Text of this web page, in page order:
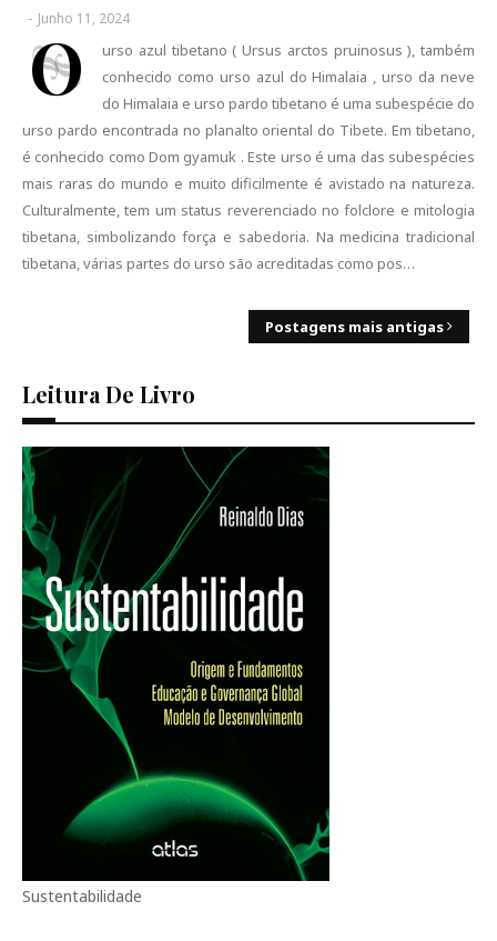
- Junho 11, 2024
O
urso azul tibetano ( Ursus arctos pruinosus ), também
conhecido como urso azul do Himalaia , urso da neve
do Himalaia e urso pardo tibetano é uma subespécie do
urso pardo encontrada no planalto oriental do Tibete. Em tibetano,
é conhecido como Dom gyamuk . Este urso é uma das subespécies
mais raras do mundo e muito dificilmente é avistado na natureza.
Culturalmente, tem um status reverenciado no folclore e mitologia
tibetana, simbolizando força e sabedoria. Na medicina tradicional
tibetana, várias partes do urso são acreditadas como pos…
Postagens mais antigas
Leitura De Livro
Sustentabilidade